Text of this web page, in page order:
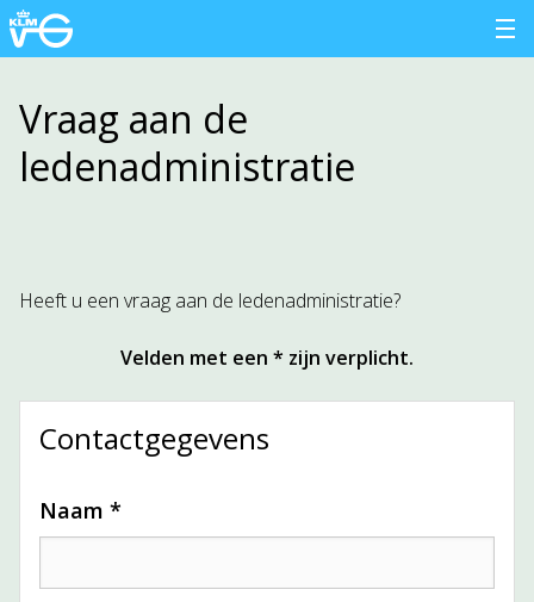
Vraag aan de
ledenadministratie
Heeft u een vraag aan de ledenadministratie?
Velden met een * zijn verplicht.
Contactgegevens
Naam *